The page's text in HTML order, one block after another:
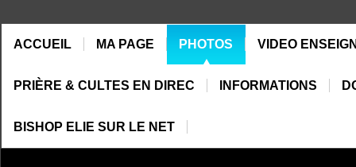
ACCUEIL MA PAGE PHOTOS VIDEO
PRIÈRE & CULTES EN DIREC INFORMATIONS
BISHOP ELIE SUR LE NET